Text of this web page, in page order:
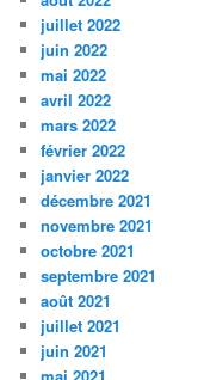
juillet 2022
juin 2022
mai 2022
avril 2022
mars 2022
février 2022
janvier 2022
décembre 2021
novembre 2021
octobre 2021
septembre 2021
août 2021
juillet 2021
juin 2021